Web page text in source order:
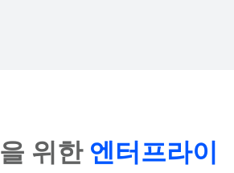
위한엔터프라이